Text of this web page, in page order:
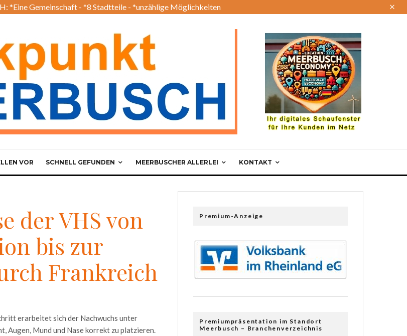
*Eine Gemeinschaft - *8 Stadtteile - *unzählige Möglichkeiten
VOR SCHNELL GEFUNDEN MEERBUSCHER ALLERLEI KONTAKT
der VHS von
bis zur
Frankreich
erarbeitet sich der Nachwuchs unter
Augen, Mund und Nase korrekt zu platzieren.
Premium-Anzeige
Premiumpräsentation im Standort
Meerbusch – Branchenverzeichnis